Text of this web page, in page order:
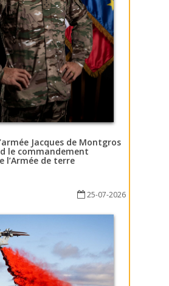
Jacques de Montgros
le commandement
l’Armée de terre
25-07-2026